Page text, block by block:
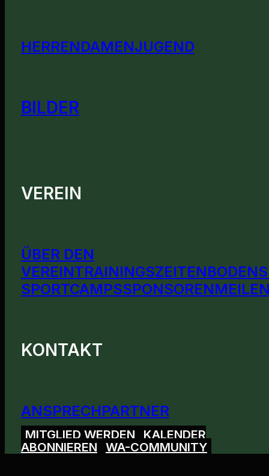
HERRENDAMENJUGEND
BILDER
VEREIN
ÜBER DEN
VEREINTRAININGSZEITEN
SPORTCAMPSSPONSOREN
KONTAKT
ANSPRECHPARTNER
MITGLIED WERDEN
KALENDER
ABONNIEREN
WA-COMMUNITY